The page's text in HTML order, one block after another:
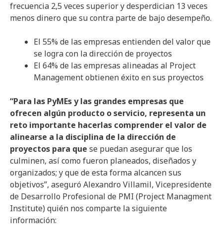
frecuencia 2,5 veces superior y desperdician 13 veces
menos dinero que su contra parte de bajo desempeño.
El 55% de las empresas entienden del valor que
se logra con la dirección de proyectos
El 64% de las empresas alineadas al Project
Management obtienen éxito en sus proyectos
“Para las PyMEs y las grandes empresas que
ofrecen algún producto o servicio, representa un
reto importante hacerlas comprender el valor de
alinearse a la disciplina de la dirección de
proyectos para que se puedan asegurar que los
culminen, así como fueron planeados, diseñados y
organizados; y que de esta forma alcancen sus
objetivos”, aseguró Alexandro Villamil, Vicepresidente
de Desarrollo Profesional de PMI (Project Managment
Institute) quién nos comparte la siguiente
información: